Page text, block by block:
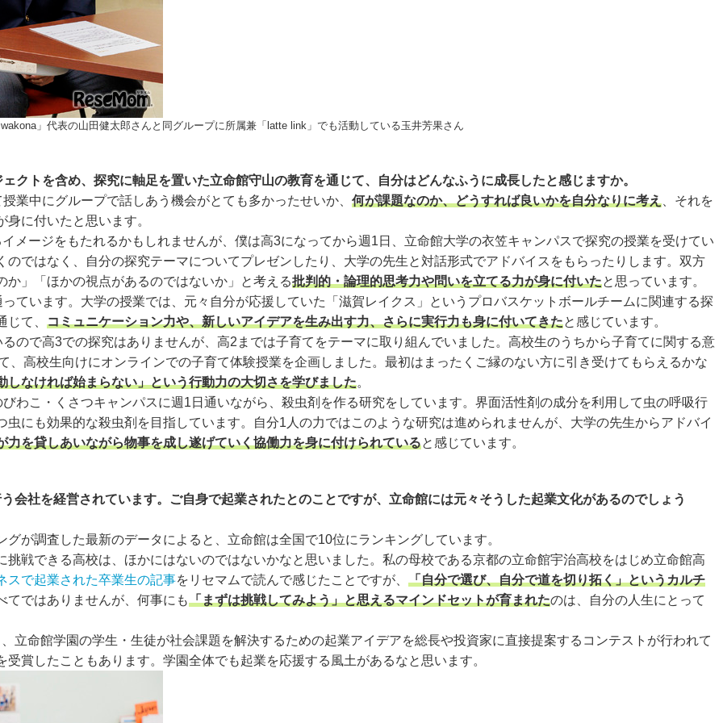
」代表の山田健太郎さんと同グループに所属兼「latte link」でも活動している玉井芳果さん
クトを含め、探究に軸足を置いた立命館守山の教育を通じて、自分はどんなふうに成長したと感じますか。
業中にグループで話しあう機会がとても多かったせいか、 何が課題なのか、どうすれば良いかを自分なりに考え 、それを
に付いたと思います。
メージをもたれるかもしれませんが、僕は高3になってから週1日、立命館大学の衣笠キャンパスで探究の授業を受けてい
ではなく、自分の探究テーマについてプレゼンしたり、大学の先生と対話形式でアドバイスをもらったりします。双方
」「ほかの視点があるのではないか」と考える批判的・論理的思考力や問いを立てる力が身に付いたと思っています。
ています。大学の授業では、元々自分が応援していた「滋賀レイクス」というプロバスケットボールチームに関連する探
て、 コミュニケーション力や、新しいアイデアを生み出す力、さらに実行力も身に付いてきたと感じています。
ので高3での探究はありませんが、高2までは子育てをテーマに取り組んでいました。高校生のうちから子育てに関する意
高校生向けにオンラインでの子育て体験授業を企画しました。最初はまったくご縁のない方に引き受けてもらえるかな
しなければ始まらない」という行動力の大切さを学びました。
わこ・くさつキャンパスに週1日通いながら、殺虫剤を作る研究をしています。界面活性剤の成分を利用して虫の呼吸行
にも効果的な殺虫剤を目指しています。自分1人の力ではこのような研究は進められませんが、大学の先生からアドバイ
力を貸しあいながら物事を成し遂げていく協働力を身に付けられていると感じています。
会社を経営されています。ご自身で起業されたとのことですが、立命館には元々そうした起業文化があるのでしょう
が調査した最新のデータによると、立命館は全国で10位にランキングしています。
戦できる高校は、ほかにはないのではないかなと思いました。私の母校である京都の立命館宇治高校をはじめ立命館高
スで起業された卒業生の記事をリセマムで読んで感じたことですが、 「自分で選び、自分で道を切り拓く」というカルチ
てではありませんが、何事にも「まずは挑戦してみよう」と思えるマインドセットが育まれたのは、自分の人生にとって
立命館学園の学生・生徒が社会課題を解決するための起業アイデアを総長や投資家に直接提案するコンテストが行われて
賞したこともあります。学園全体でも起業を応援する風土があるなと思います。